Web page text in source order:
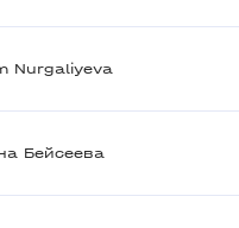
Nurgaliyeva
Бейсеева